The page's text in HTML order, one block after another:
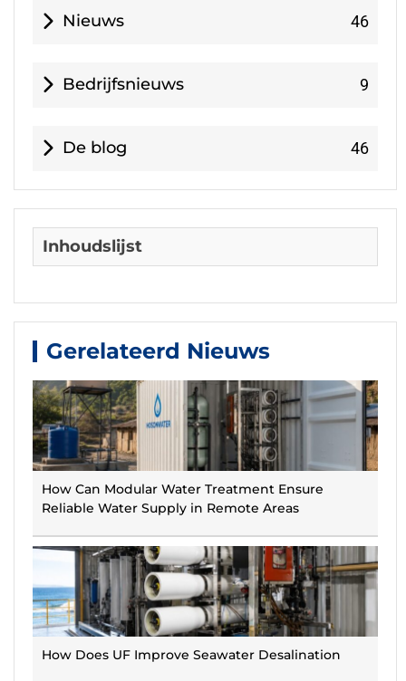
Nieuws 46
Bedrijfsnieuws 9
De blog 46
Inhoudslijst
Gerelateerd Nieuws
How Can Modular Water Treatment Ensure
Reliable Water Supply in Remote Areas
How Does UF Improve Seawater Desalination